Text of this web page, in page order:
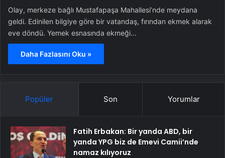
Olay, merkeze bağlı Mustafapaşa Mahallesi’nde meydana
geldi. Edinilen bilgiye göre bir vatandaş, fırından ekmek alarak
eve döndü. Yemek esnasında ekmeği…
Daha Fazlasını Oku »
Popüler Son Yorumlar
Fatih Erbakan: Bir yanda ABD, bir
yanda YPG biz de Emevi Camii’nde
namaz kılıyoruz